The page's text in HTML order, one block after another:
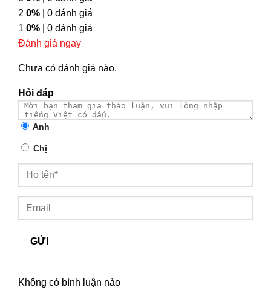
2 0% | 0 đánh giá
1 0% | 0 đánh giá
Đánh giá ngay
Chưa có đánh giá nào.
Hỏi đáp
Anh
Chị
GỬI
Không có bình luận nào